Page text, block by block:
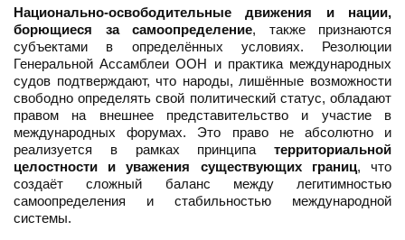
Национально-освободительные движения и нации,
борющиеся за самоопределение, также признаются
субъектами в определённых условиях. Резолюции
Генеральной Ассамблеи ООН и практика международных
судов подтверждают, что народы, лишённые возможности
свободно определять свой политический статус, обладают
правом на внешнее представительство и участие в
международных форумах. Это право не абсолютно и
реализуется в рамках принципа территориальной
целостности и уважения существующих границ, что
создаёт сложный баланс между легитимностью
самоопределения и стабильностью международной
системы.